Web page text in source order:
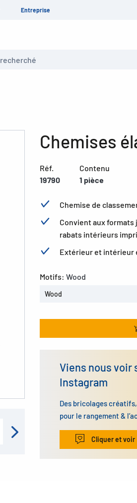
Entreprise
Chemises
Réf.
19790
Contenu
1 pièce
Chemise de
Convient aux formats
rabats intérieurs
Extérieur et intérieur
Motifs: Wood
Wood
Viens nous voir
Instagram
Des bricolages
pour le rangement &
Cliquer et voir